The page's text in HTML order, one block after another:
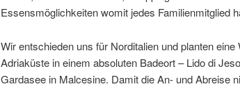
Essensmöglichkeiten womit jedes Familienmitglied
Wir entschieden uns für Norditalien und planten
Adriaküste in einem absoluten Badeort – Lido di
Gardasee in Malcesine. Damit die An- und Abreise